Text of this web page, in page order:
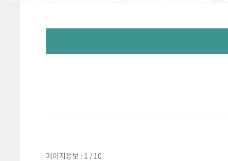
페이지정보 : 1 / 10